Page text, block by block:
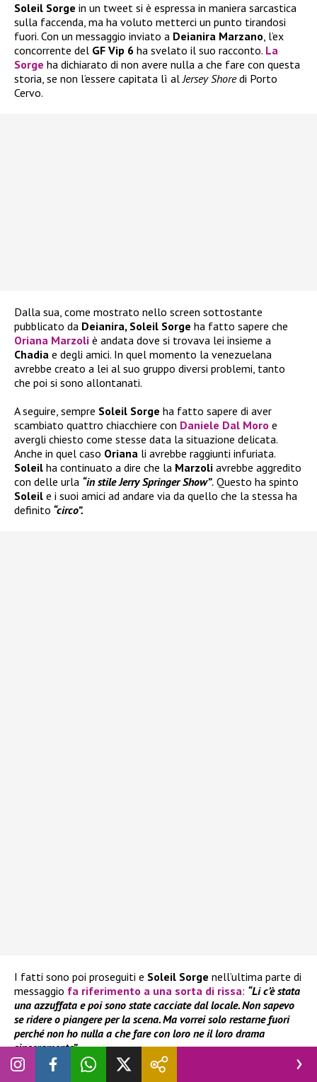
Soleil Sorge in un tweet si è espressa in maniera sarcastica
sulla faccenda, ma ha voluto metterci un punto tirandosi
fuori. Con un messaggio inviato a Deianira Marzano, l’ex
concorrente del GF Vip 6 ha svelato il suo racconto. La
Sorge ha dichiarato di non avere nulla a che fare con questa
storia, se non l’essere capitata lì alJersey Shoredi Porto
Cervo.
Dalla sua, come mostrato nello screen sottostante
pubblicato da Deianira, Soleil Sorge ha fatto sapere che
Oriana Marzoli è andata dove si trovava lei insieme a
Chadia e degli amici. In quel momento la venezuelana
avrebbe creato a lei al suo gruppo diversi problemi, tanto
che poi si sono allontanati.
A seguire, sempre Soleil Sorge ha fatto sapere di aver
scambiato quattro chiacchiere con Daniele Dal Moro e
avergli chiesto come stesse data la situazione delicata.
Anche in quel caso Oriana li avrebbe raggiunti infuriata.
Soleil ha continuato a dire che la Marzoli avrebbe aggredito
con delle urla “in stile Jerry Springer Show”. Questo ha spinto
Soleil e i suoi amici ad andare via da quello che la stessa ha
definito “circo”.
I fatti sono poi proseguiti e Soleil Sorge nell’ultima parte di
messaggio fa riferimento a una sorta di rissa: “Li c’è stata
una azzuffata e poi sono state cacciate dal locale. Non sapevo
se ridere o piangere per la scena. Ma vorrei solo restarne fuori
perché non ho nulla a che fare con loro ne il loro drama
sinceramente”.